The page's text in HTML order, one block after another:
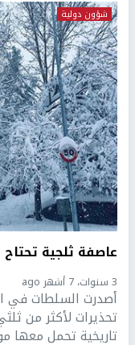
شؤون دولية
عاصفة ثلجية تحتاح
3 سنوات، 7 أشهر ago
أصدرت السلطات في
تحذيرات لأكثر من
تاريخية تحمل معها